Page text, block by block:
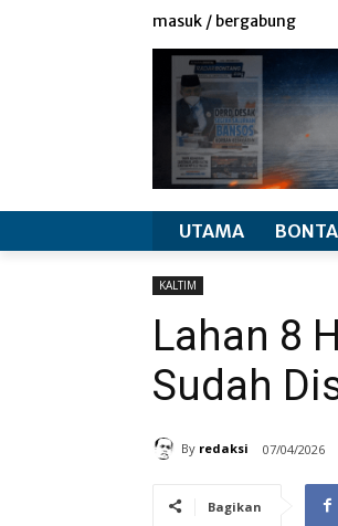
masuk / bergabung
UTAMA
KALTIM
Lahan 8
Sudah
By redaksi 07/04/2026
Bagikan